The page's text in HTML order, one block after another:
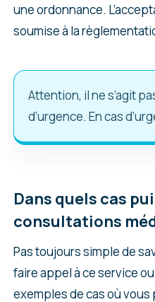
une ordonnance.
soumise à la
Attention, il ne s’agit
d’urgence. En cas
Dans quels cas
consultations
Pas toujours simple de
faire appel à ce service
exemples de cas où